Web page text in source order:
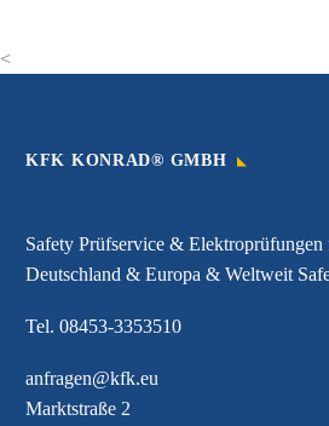
<
KFK KONRAD® GMBH
Safety Prüfservice & Elektroprüfungen
Deutschland & Europa & Weltweit
Tel. 08453-3353510
anfragen@kfk.eu
Marktstraße 2